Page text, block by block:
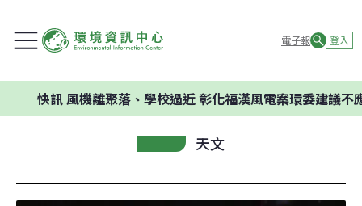
電子報 登入
風機離聚落、學校過近 彰化福漢風電案環委建議不應開發
天文